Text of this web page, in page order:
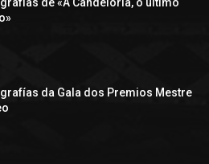
de «A Candeloria, o último
da Gala dos Premios Mestre